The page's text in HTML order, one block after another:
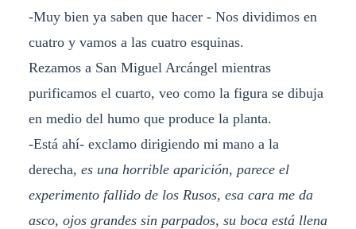
-Muy bien ya saben que hacer - Nos dividimos en
cuatro y vamos a las cuatro esquinas.
Rezamos a San Miguel Arcángel mientras
purificamos el cuarto, veo como la figura se dibuja
en medio del humo que produce la planta.
-Está ahí- exclamo dirigiendo mi mano a la
derecha, es una horrible aparición, parece el
experimento fallido de los Rusos, esa cara me da
asco, ojos grandes sin parpados, su boca está llena